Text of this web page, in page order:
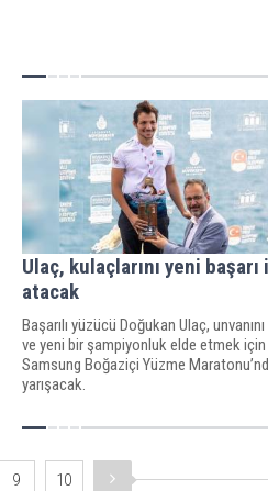
Ulaç, kulaçlarını yeni başarı
atacak
Başarılı yüzücü Doğukan Ulaç,
ve yeni bir şampiyonluk elde etmek için
Samsung Boğaziçi Yüzme
yarışacak.
9 10